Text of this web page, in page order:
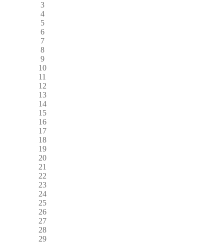
3
4
5
6
7
8
9
10
11
12
13
14
15
16
17
18
19
20
21
22
23
24
25
26
27
28
29